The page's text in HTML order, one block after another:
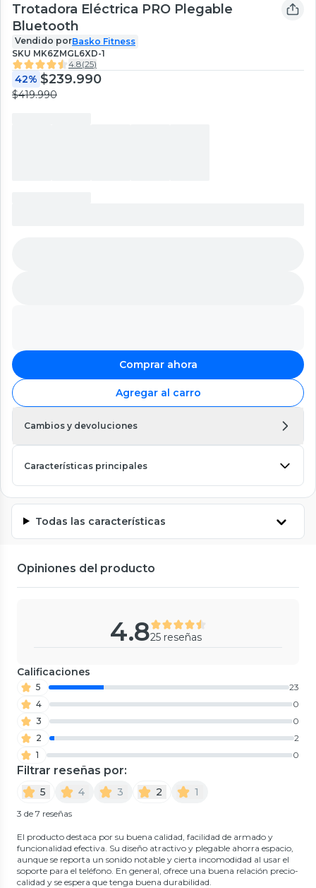
Trotadora Eléctrica PRO Plegable
Bluetooth
Vendido porBasko Fitness
SKU MK6ZMGL6XD-1
4.8(25)
42% $239.990
$419.990
Comprar ahora
Agregar al carro
Cambios y devoluciones
Características principales
Todas las características
Opiniones del producto
4.825 reseñas
Calificaciones
5
23
4
0
3
0
2
2
1
0
Filtrar reseñas por:
5 4 3 2 1
3 de 7 reseñas
El producto destaca por su buena calidad, facilidad de armado y
funcionalidad efectiva. Su diseño atractivo y plegable ahorra espacio,
aunque se reporta un sonido notable y cierta incomodidad al usar el
soporte para el teléfono. En general, ofrece una buena relación precio-
calidad y se espera que tenga buena durabilidad.